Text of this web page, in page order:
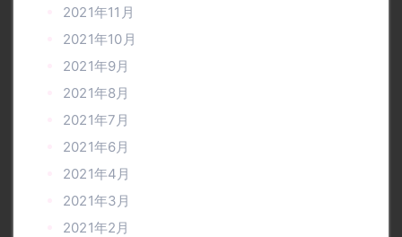
2021年11月
2021年10月
2021年9月
2021年8月
2021年7月
2021年6月
2021年4月
2021年3月
2021年2月